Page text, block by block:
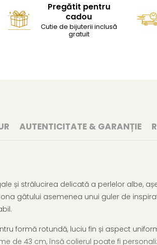
Pregătit pentru
cadou
Cutie de bijuterii inclusă
gratuit
AUTENTICITATE & GARANȚIE
și strălucirea delicată a perlelor albe,
gâtului asemenea unui guler de
formă rotundă, luciu fin și aspect
de 43 cm, însă colierul poate fi